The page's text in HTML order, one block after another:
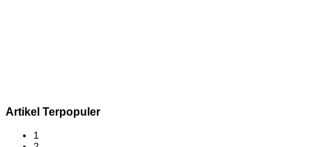
Artikel Terpopuler
1